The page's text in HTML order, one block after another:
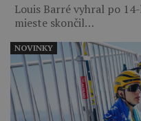
Louis Barré vyhral po
mieste skončil…
NOVINKY